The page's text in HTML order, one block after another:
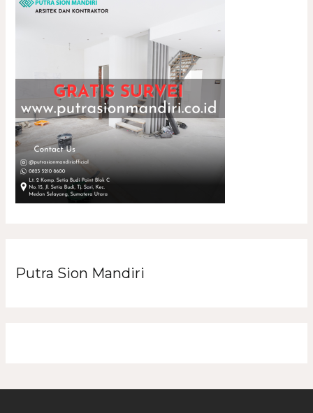
Putra Sion Mandiri